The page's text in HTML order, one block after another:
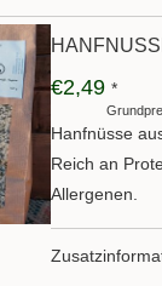
€2,49 *
Hanfnüsse
Reich an
Allergenen.